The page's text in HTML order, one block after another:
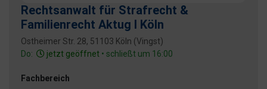
Rechtsanwalt für Strafrecht &
Familienrecht Aktug I Köln
Ostheimer Str. 28, 51103 Köln (Vingst)
Do:
jetzt geöffnet • schließt um 16:00
Fachbereich